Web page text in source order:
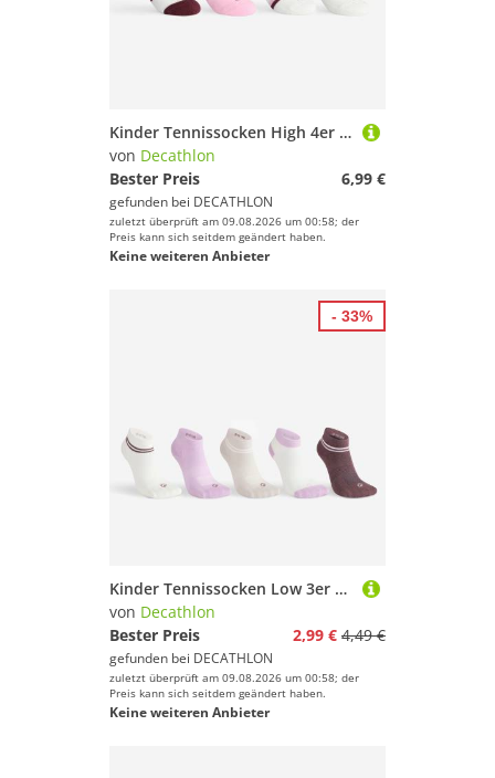
Kinder Tennissocken High 4er Pack - RS300 weiß/rosa
von Decathlon
Bester Preis
6,99 €
gefunden bei DECATHLON
zuletzt überprüft am 09.08.2026 um 00:58; der
Preis kann sich seitdem geändert haben.
Keine weiteren Anbieter
Kinder Tennissocken Low 3er Pack - RS160 purpur/weiß/grau
von Decathlon
Bester Preis
2,99 € 4,49 €
gefunden bei DECATHLON
zuletzt überprüft am 09.08.2026 um 00:58; der
Preis kann sich seitdem geändert haben.
Keine weiteren Anbieter
- 33%